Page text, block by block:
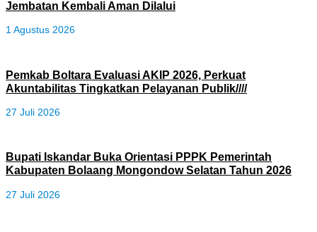
Jembatan Kembali Aman Dilalui
1 Agustus 2026
Pemkab Boltara Evaluasi AKIP 2026, Perkuat
Akuntabilitas Tingkatkan Pelayanan Publik////
27 Juli 2026
Bupati Iskandar Buka Orientasi PPPK Pemerintah
Kabupaten Bolaang Mongondow Selatan Tahun 2026
27 Juli 2026